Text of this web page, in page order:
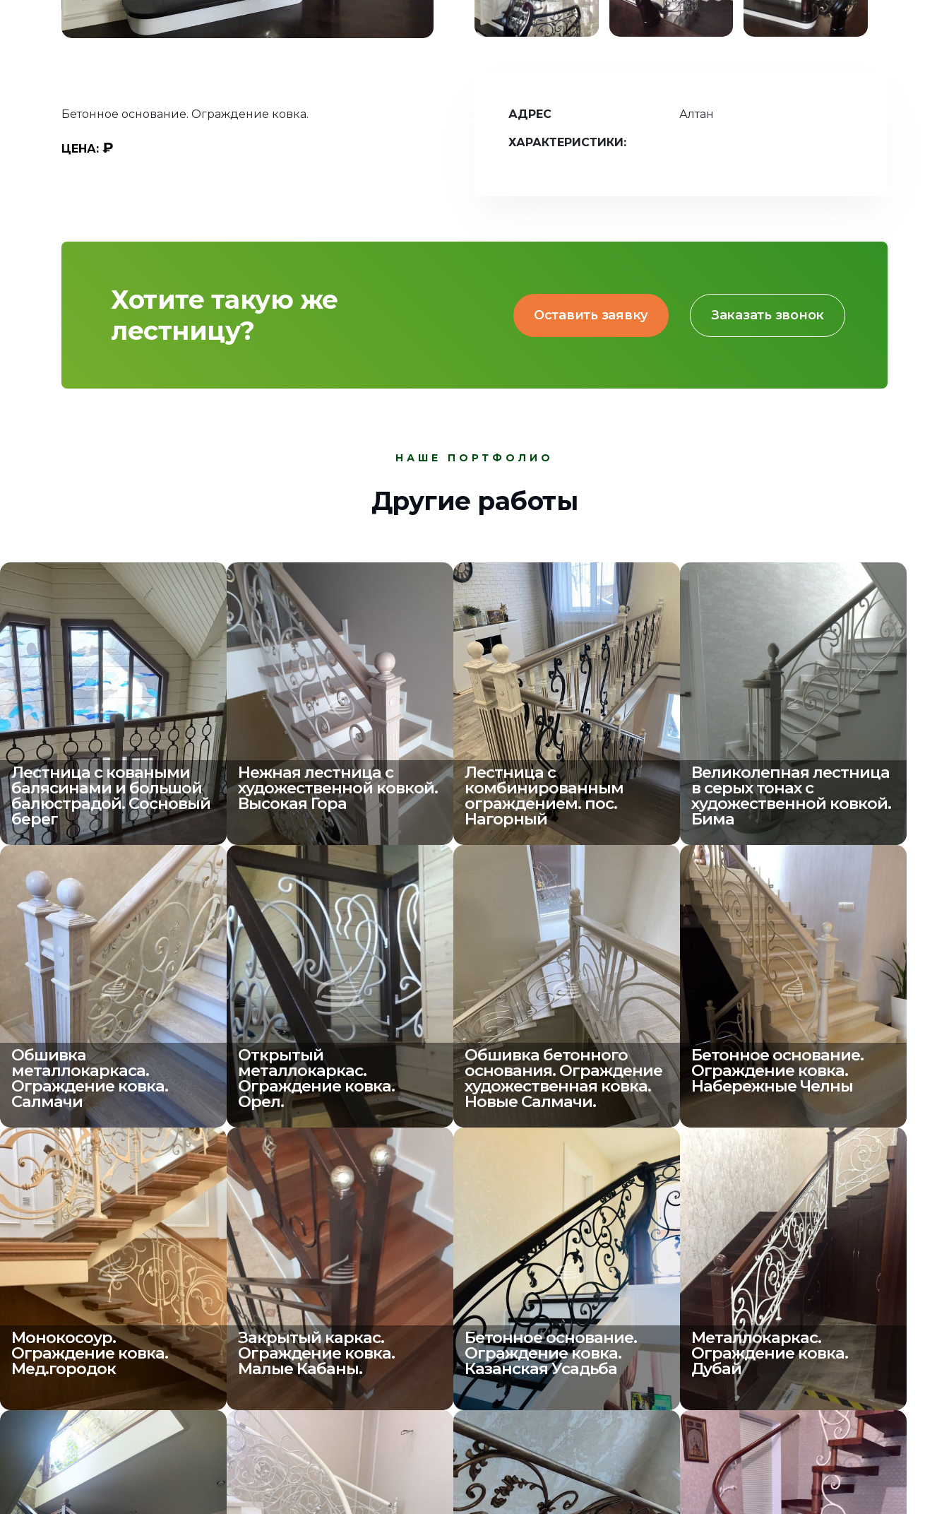
Бетонное основание. Ограждение ковка.
ЦЕНА: ₽
АДРЕС Алтан
ХАРАКТЕРИСТИКИ:
Хотите такую же
лестницу?
Оставить заявку Заказать звонок
НАШЕ ПОРТФОЛИО
Другие работы
Лестница с коваными
балясинами и большой
балюстрадой. Сосновый
берег
Нежная лестница с
художественной ковкой.
Высокая Гора
Лестница с
комбинированным
ограждением. пос.
Нагорный
Великолепная лестница
в серых тонах с
художественной ковкой.
Бима
Обшивка
металлокаркаса.
Ограждение ковка.
Салмачи
Открытый
металлокаркас.
Ограждение ковка.
Орел.
Обшивка бетонного
основания. Ограждение
художественная ковка.
Новые Салмачи.
Бетонное основание.
Ограждение ковка.
Набережные Челны
Монокосоур.
Ограждение ковка.
Мед.городок
Закрытый каркас.
Ограждение ковка.
Малые Кабаны.
Бетонное основание.
Ограждение ковка.
Казанская Усадьба
Металлокаркас.
Ограждение ковка.
Дубай